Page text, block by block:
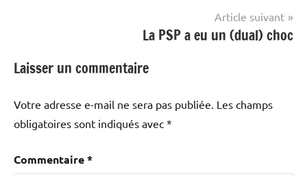
Article suivant
La PSP a eu un (dual) choc
Laisser un commentaire
Votre adresse e-mail ne sera pas publiée. Les champs
obligatoires sont indiqués avec *
Commentaire*